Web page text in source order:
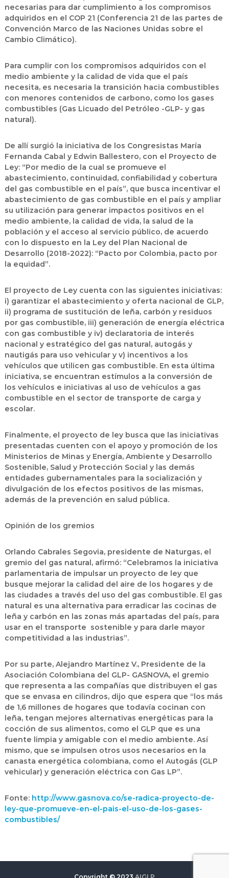
necesarias para dar cumplimiento a los compromisos
adquiridos en el COP 21 (Conferencia 21 de las partes de
Convención Marco de las Naciones Unidas sobre el
Cambio Climático).
Para cumplir con los compromisos adquiridos con el
medio ambiente y la calidad de vida que el país
necesita, es necesaria la transición hacia combustibles
con menores contenidos de carbono, como los gases
combustibles (Gas Licuado del Petróleo -GLP- y gas
natural).
De allí surgió la iniciativa de los Congresistas María
Fernanda Cabal y Edwin Ballestero, con el Proyecto de
Ley: “Por medio de la cual se promueve el
abastecimiento, continuidad, confiabilidad y cobertura
del gas combustible en el país”, que busca incentivar el
abastecimiento de gas combustible en el país y ampliar
su utilización para generar impactos positivos en el
medio ambiente, la calidad de vida, la salud de la
población y el acceso al servicio público, de acuerdo
con lo dispuesto en la Ley del Plan Nacional de
Desarrollo (2018-2022): “Pacto por Colombia, pacto por
la equidad”.
El proyecto de Ley cuenta con las siguientes iniciativas:
i) garantizar el abastecimiento y oferta nacional de GLP,
ii) programa de sustitución de leña, carbón y residuos
por gas combustible, iii) generación de energía eléctrica
con gas combustible y iv) declaratoria de interés
nacional y estratégico del gas natural, autogás y
nautigás para uso vehicular y v) incentivos a los
vehículos que utilicen gas combustible. En esta última
iniciativa, se encuentran estímulos a la conversión de
los vehículos e iniciativas al uso de vehículos a gas
combustible en el sector de transporte de carga y
escolar.
Finalmente, el proyecto de ley busca que las iniciativas
presentadas cuenten con el apoyo y promoción de los
Ministerios de Minas y Energía, Ambiente y Desarrollo
Sostenible, Salud y Protección Social y las demás
entidades gubernamentales para la socialización y
divulgación de los efectos positivos de las mismas,
además de la prevención en salud pública.
Opinión de los gremios
Orlando Cabrales Segovia, presidente de Naturgas, el
gremio del gas natural, afirmó: “Celebramos la iniciativa
parlamentaria de impulsar un proyecto de ley que
busque mejorar la calidad del aire de los hogares y de
las ciudades a través del uso del gas combustible. El gas
natural es una alternativa para erradicar las cocinas de
leña y carbón en las zonas más apartadas del país, para
usar en el transporte sostenible y para darle mayor
competitividad a las industrias”.
Por su parte, Alejandro Martínez V., Presidente de la
Asociación Colombiana del GLP- GASNOVA, el gremio
que representa a las compañías que distribuyen el gas
que se envasa en cilindros, dijo que espera que “los más
de 1,6 millones de hogares que todavía cocinan con
leña, tengan mejores alternativas energéticas para la
cocción de sus alimentos, como el GLP que es una
fuente limpia y amigable con el medio ambiente. Así
mismo, que se impulsen otros usos necesarios en la
canasta energética colombiana, como el Autogás (GLP
vehicular) y generación eléctrica con Gas LP”.
Fonte: http://www.gasnova.co/se-radica-proyecto-de-
ley-que-promueve-en-el-pais-el-uso-de-los-gases-
combustibles/